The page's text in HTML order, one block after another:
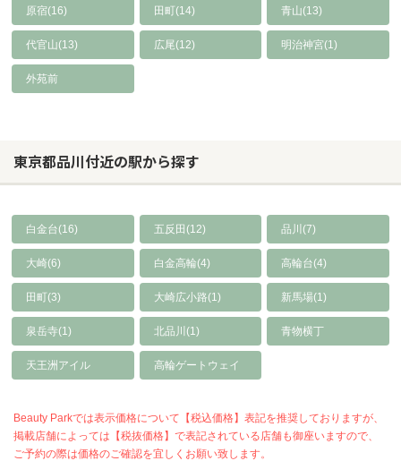
原宿(16) 田町(14) 青山(13)
代官山(13) 広尾(12) 明治神宮(1)
外苑前
東京都品川付近の駅から探す
白金台(16) 五反田(12) 品川(7)
大崎(6) 白金高輪(4) 高輪台(4)
田町(3) 大崎広小路(1) 新馬場(1)
泉岳寺(1) 北品川(1) 青物横丁
天王洲アイル 高輪ゲートウェイ
Beauty Parkでは表示価格について【税込価格】表記を推奨しておりますが、
掲載店舗によっては【税抜価格】で表記されている店舗も御座いますので、
ご予約の際は価格のご確認を宜しくお願い致します。